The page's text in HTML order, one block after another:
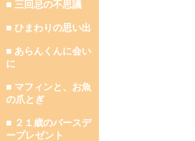
■ 三回忌の不思議
■ ひまわりの思い出
■ あらんくんに会い
に
■ マフィンと、お魚
の爪とぎ
■ ２１歳のバースデ
ープレゼント